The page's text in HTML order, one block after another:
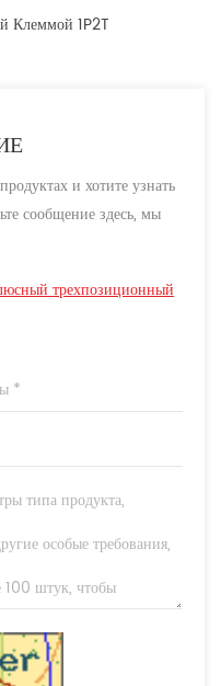
Клеммой 1P2T
и хотите узнать
сообщение здесь, мы
трехпозиционный